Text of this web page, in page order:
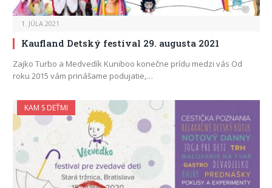
1. JÚLA 2021
Kaufland Detský festival 29. augusta 2021
Zajko Turbo a Medvedík Kuniboo konečne prídu medzi vás Od
roku 2015 vám prinášame podujatie,…
KAM S DEŤMI